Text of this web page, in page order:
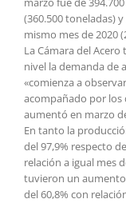
(360.500 toneladas)
mismo mes de 2020
La Cámara del
nivel la demanda de
«comienza a
acompañado por los
aumentó en marzo
En tanto la
del 97,9% respecto
relación a igual mes
tuvieron un aumento
del 60,8% con